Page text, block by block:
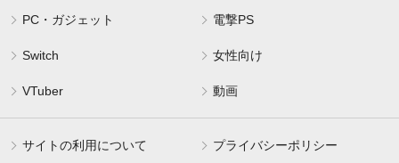
PC・ガジェット 電撃PS
Switch 女性向け
VTuber 動画
サイトの利用について プライバシーポリシー